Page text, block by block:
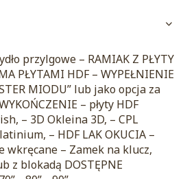
przylgowe – RAMIAK Z PŁYTY
PŁYTAMI HDF – WYPEŁNIENIE
MIODU” lub jako opcja za
– płyty HDF
– 3D Okleina 3D, – CPL
– HDF LAK OKUCIA –
wkręcane – Zamek na klucz,
z blokadą DOSTĘPNE